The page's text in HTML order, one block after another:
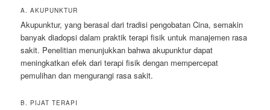
A. AKUPUNKTUR
Akupunktur, yang berasal dari tradisi pengobatan Cina, semakin
banyak diadopsi dalam praktik terapi fisik untuk manajemen rasa
sakit. Penelitian menunjukkan bahwa akupunktur dapat
meningkatkan efek dari terapi fisik dengan mempercepat
pemulihan dan mengurangi rasa sakit.
B. PIJAT TERAPI